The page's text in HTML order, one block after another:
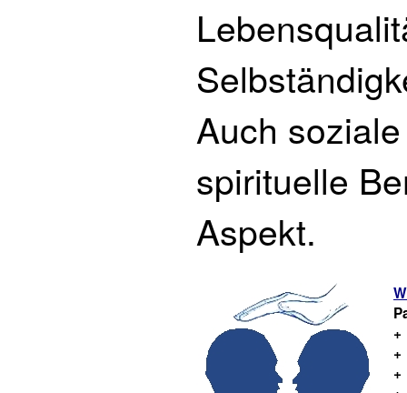
Auch
spirituelle
Aspekt.